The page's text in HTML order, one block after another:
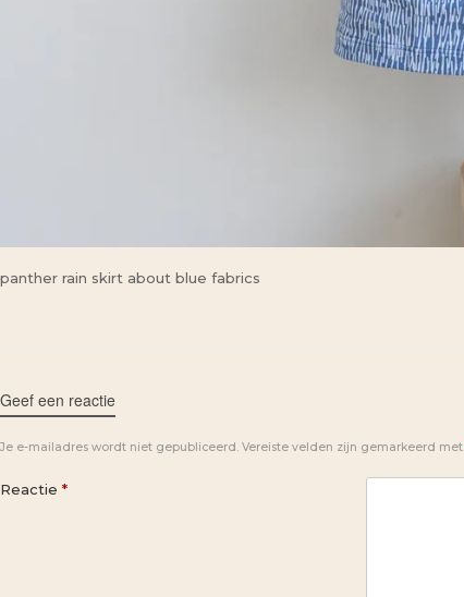
panther rain skirt about blue fabrics
Geef een reactie
Je e-mailadres wordt niet gepubliceerd. Vereiste velden zijn gemarkeerd met
Reactie *